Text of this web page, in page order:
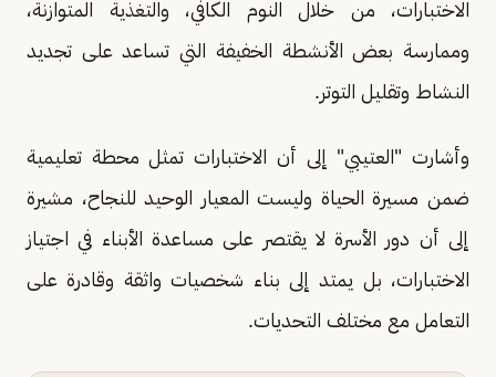
الاختبارات، من خلال النوم الكافي، والتغذية المتوازنة،
وممارسة بعض الأنشطة الخفيفة التي تساعد على تجديد
النشاط وتقليل التوتر.
وأشارت "العتيبي" إلى أن الاختبارات تمثل محطة تعليمية
ضمن مسيرة الحياة وليست المعيار الوحيد للنجاح، مشيرة
إلى أن دور الأسرة لا يقتصر على مساعدة الأبناء في اجتياز
الاختبارات، بل يمتد إلى بناء شخصيات واثقة وقادرة على
التعامل مع مختلف التحديات.